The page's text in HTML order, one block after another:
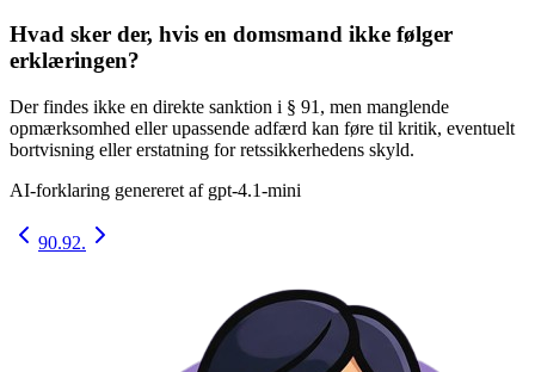
Hvad sker der, hvis en domsmand ikke følger
erklæringen?
Der findes ikke en direkte sanktion i § 91, men manglende
opmærksomhed eller upassende adfærd kan føre til kritik, eventuelt
bortvisning eller erstatning for retssikkerhedens skyld.
AI-forklaring genereret af gpt-4.1-mini
90.92.